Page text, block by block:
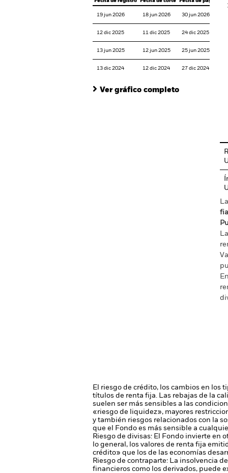
19 jun 2026 18 jun 2026 30 jun 2026
12 dic 2025 11 dic 2025 24 dic 2025
13 jun 2025 12 jun 2025 25 jun 2025
13 dic 2024 12 dic 2024 27 dic 2024
Ver gráfico completo
El riesgo de crédito, los cambios en
títulos de renta fija. Las rebajas de la
suelen ser más sensibles a las
«riesgo de liquidez», mayores
y también riesgos relacionados con la
que el Fondo es más sensible a
Riesgo de divisas: El Fondo invierte en
lo general, los valores de renta fija
crédito» que los de las economías
Riesgo de contraparte: La insolvencia
financieros como los derivados, puede